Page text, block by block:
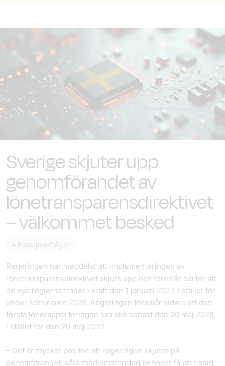
Sverige skjuter upp
genomförandet av
lönetransparensdirektivet
– välkommet besked
Arbetsgivarfrågor
Regeringen har meddelat att implementeringen av
lönetransparensdirektivet skjuts upp och föreslår därför att
de nya reglerna träder i kraft den 1 januari 2027, i stället för
under sommaren 2026. Regeringen föreslår vidare att den
första lönerapporteringen ska ske senast den 20 maj 2028,
i stället för den 20 maj 2027.
– Det är mycket positivt att regeringen skjuter på
genomförandet, våra medlemsföretag behöver få en rimlig